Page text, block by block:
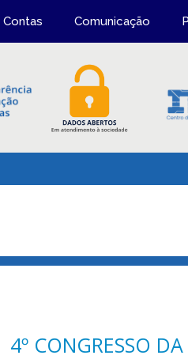
Comunicação
4º CONGRESSO